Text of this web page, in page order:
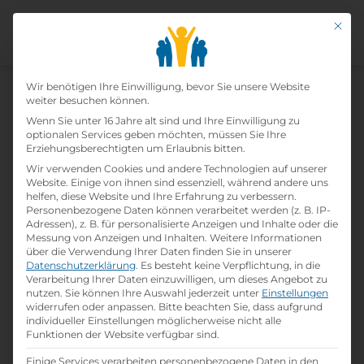
Home»Lehrbetriebe»Forstinger Österreich
GmbH
Forstinger Österreich Gmbh
printLehrstelle ausdrucken
Detailinformationen
folderBranche:
Handel / Logistik / Verkauf
infoGründungsjahr
1962
Mit
Datenschutz-
Wir benötigen Ihre Einwilligung, bevor Sie unsere Website
weiter besuchen können.
Wenn Sie unter 16 Jahre alt sind und Ihre Einwilligung zu
optionalen Services geben möchten, müssen Sie Ihre
Erziehungsberechtigten um Erlaubnis bitten.
Wir verwenden Cookies und andere Technologien auf unserer
Website. Einige von ihnen sind essenziell, während andere uns
helfen, diese Website und Ihre Erfahrung zu verbessern.
Personenbezogene Daten können verarbeitet werden (z. B. IP-
Adressen), z. B. für personalisierte Anzeigen und Inhalte oder die
Messung von Anzeigen und Inhalten. Weitere Informationen
über die Verwendung Ihrer Daten finden Sie in unserer
Datenschutzerklärung. Es besteht keine Verpflichtung, in die
Verarbeitung Ihrer Daten einzuwilligen, um dieses Angebot zu
nutzen. Sie können Ihre Auswahl jederzeit unter Einstellungen
widerrufen oder anpassen. Bitte beachten Sie, dass aufgrund
individueller Einstellungen möglicherweise nicht alle
Funktionen der Website verfügbar sind.
Einige Services verarbeiten personenbezogene Daten in den